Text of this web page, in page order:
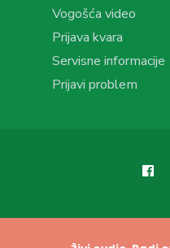
Vogošća video
Prijava kvara
Servisne informacije
Prijavi problem